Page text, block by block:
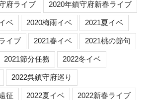
府ライブ 2020年鎮守府新春ライブ
ベ 2020梅雨イベ 2021夏イベ
イブ 2021春イベ 2021桃の節句
2021節分任務 2022冬イベ
2022呉鎮守府巡り
征 2022夏イベ 2022新春ライブ